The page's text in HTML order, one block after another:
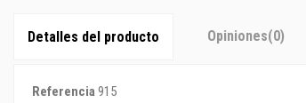
Detalles del producto Opiniones(0)
Referencia 915